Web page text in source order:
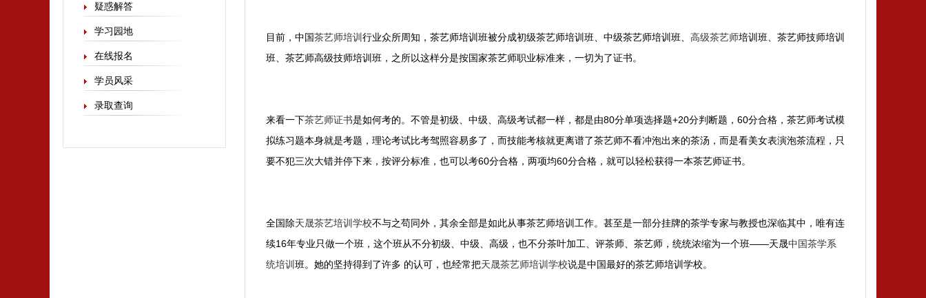
疑惑解答
学习园地
在线报名
学员风采
录取查询
目前，中国茶艺师培训 行业众所周知，茶艺师培训班被分成初级茶艺师培训班、中级茶艺师培训班、 高级茶艺师培训班、茶艺师技师培训
班、茶艺师高级技师培训班，之所以这样分是按国家茶艺师职业标准来，一切为了证书。
来看一下茶艺师证书是如何考的。不管是初级、中级、高级考试都一样，都是由80分单项选择题+20分判断题，60分合格，茶艺师考试模
拟练习题本身就是考题，理论考试比考驾照容易多了，而技能考核就更离谱了茶艺师不看冲泡出来的茶汤，而是看美女表演泡茶流程，只
要不犯三次大错并停下来，按评分标准，也可以考60分合格，两项均60分合格，就可以轻松获得一本茶艺师证书。
全国除天晟茶艺培训学校不与之苟同外，其余全部是如此从事茶艺师培训工作。甚至是一部分挂牌的茶学专家与教授也深临其中，唯有连
续16年专业只做一个班，这个班从不分初级、中级、高级，也不分茶叶加工、评茶师、茶艺师，统统浓缩为一个班——天晟中国茶学系
统培训 班。她的坚持得到了许多 的认可，也经常把天晟茶艺师培训学校说是中国最好的茶艺师培训学校。